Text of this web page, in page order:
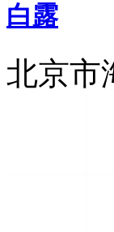
白露
北京市